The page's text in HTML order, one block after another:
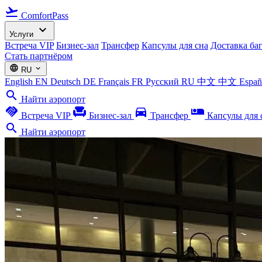
flight_takeoff ComfortPass
Услуги expand_more
Встреча VIP Бизнес-зал Трансфер Капсулы для сна Доставка
Стать партнёром
language RU expand_more
English EN Deutsch DE Français FR Русский RU 中文 中文
search Найти аэропорт
handshake Встреча VIP chair Бизнес-зал directions_car Трансфер airline_seat_individual_suite Капсулы для
search Найти аэропорт